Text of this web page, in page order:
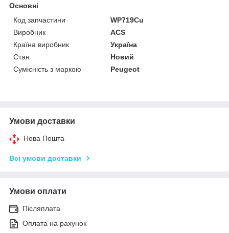
Основні
Код запчастини
WP719Cu
Виробник
ACS
Країна виробник
Україна
Стан
Новий
Сумісність з маркою
Peugeot
Умови доставки
Нова Пошта
Всі умови доставки
Умови оплати
Післяплата
Оплата на рахунок